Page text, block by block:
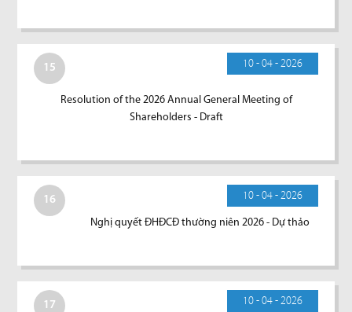
15 10 - 04 - 2026
Resolution of the 2026 Annual General Meeting of
Shareholders - Draft
16 10 - 04 - 2026
Nghị quyết ĐHĐCĐ thường niên 2026 - Dự thảo
17 10 - 04 - 2026